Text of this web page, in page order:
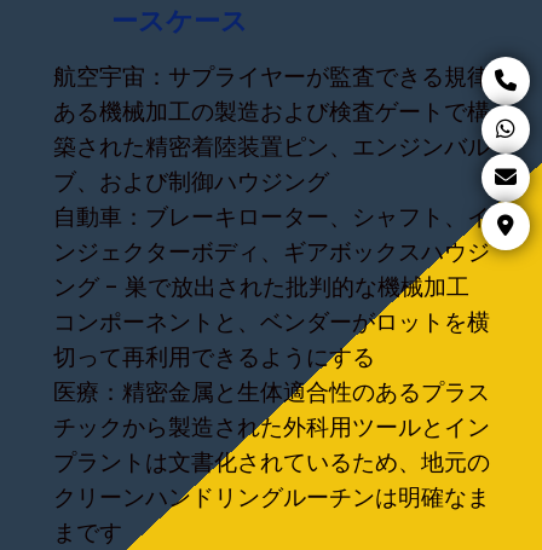
ースケース
航空宇宙：サプライヤーが監査できる規律
ある機械加工の製造および検査ゲートで構
築された精密着陸装置ピン、エンジンバル
ブ、および制御ハウジング
自動車：ブレーキローター、シャフト、イ
ンジェクターボディ、ギアボックスハウジ
ング - 巣で放出された批判的な機械加工
コンポーネントと、ベンダーがロットを横
切って再利用できるようにする
医療：精密金属と生体適合性のあるプラス
チックから製造された外科用ツールとイン
プラントは文書化されているため、地元の
クリーンハンドリングルーチンは明確なま
まです